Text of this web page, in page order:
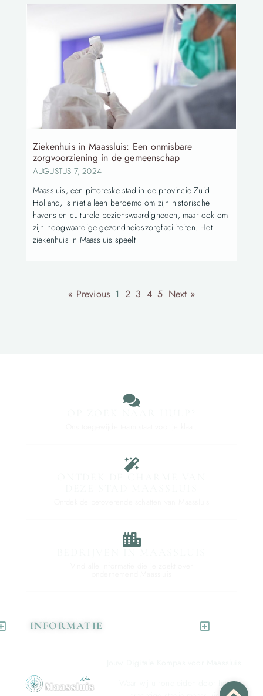
Ziekenhuis in Maassluis: Een onmisbare
zorgvoorziening in de gemeenschap
AUGUSTUS 7, 2024
Maassluis, een pittoreske stad in de provincie Zuid-
Holland, is niet alleen beroemd om zijn historische
havens en culturele bezienswaardigheden, maar ook om
zijn hoogwaardige gezondheidszorgfaciliteiten. Het
ziekenhuis in Maassluis speelt
« Previous 1 2 3 4 5 Next »
INFORMATIE
Waar wij u rondleiden door het